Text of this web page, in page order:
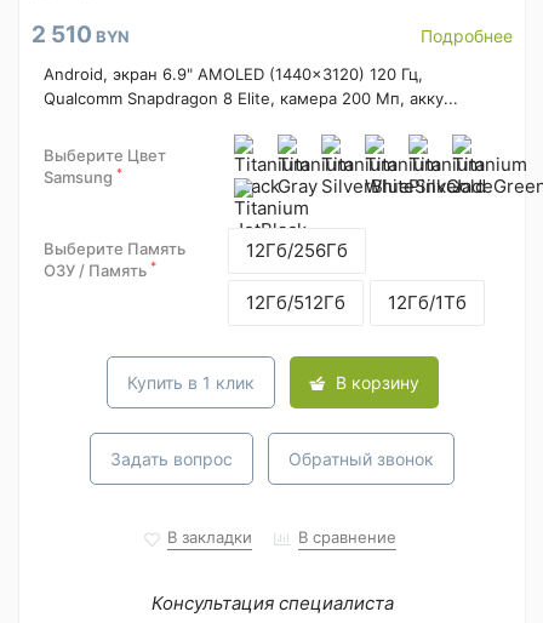
2 510 BYN Подробнее
Android, экран 6.9" AMOLED (1440x3120) 120 Гц,
Qualcomm Snapdragon 8 Elite, камера 200 Мп, акку...
Выберите Цвет
Samsung *
Выберите Память
ОЗУ / Память *
12Гб/256Гб
12Гб/512Гб 12Гб/1Тб
Купить в 1 клик В корзину
Задать вопрос Обратный звонок
В закладки В сравнение
Консультация специалиста